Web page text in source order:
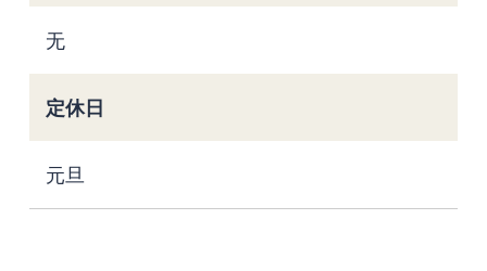
无
定休日
元旦